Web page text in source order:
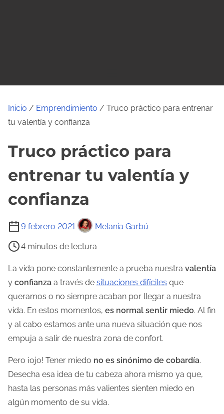
Inicio / Emprendimiento / Truco práctico para entrenar
tu valentía y confianza
Truco práctico para
entrenar tu valentía y
confianza
9 febrero 2021 Melania Garbú
T
e
m
p
o
d
e
l
c
t
u
r
4 minutos de lectura
La vida pone constantemente a prueba nuestra valentía
y confianza a través de situaciones difíciles que
queramos o no siempre acaban por llegar a nuestra
vida. En estos momentos, es normal sentir miedo. Al fin
y al cabo estamos ante una nueva situación que nos
empuja a salir de nuestra zona de confort.
Pero ¡ojo! Tener miedo no es sinónimo de cobardía.
Desecha esa idea de tu cabeza ahora mismo ya que,
hasta las personas más valientes sienten miedo en
algún momento de su vida.